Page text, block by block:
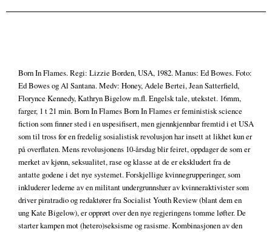
Born In Flames. Regi: Lizzie Borden, USA, 1982. Manus: Ed Bowes. Foto:
Ed Bowes og Al Santana. Medv: Honey, Adele Bertei, Jean Satterfield,
Florynce Kennedy, Kathryn Bigelow m.fl. Engelsk tale, utekstet. 16mm,
farger, 1 t 21 min. Born In Flames Born In Flames er feministisk science
fiction som finner sted i en uspesifisert, men gjennkjennbar fremtid i et USA
som til tross for en fredelig sosialistisk revolusjon har insett at likhet kun er
på overflaten. Mens revolusjonens 10-årsdag blir feiret, oppdager de som er
merket av kjønn, seksualitet, rase og klasse at de er ekskludert fra de
antatte godene i det nye systemet. Forskjellige kvinnegrupperinger, som
inkluderer lederne av en militant undergrunnshær av kvinneraktivister som
driver piratradio og redaktører fra Socialist Youth Review (blant dem en
ung Kate Bigelow), er opprørt over den nye regjeringens tomme løfter. De
starter kampen mot (hetero)seksisme og rasisme. Kombinasjonen av den